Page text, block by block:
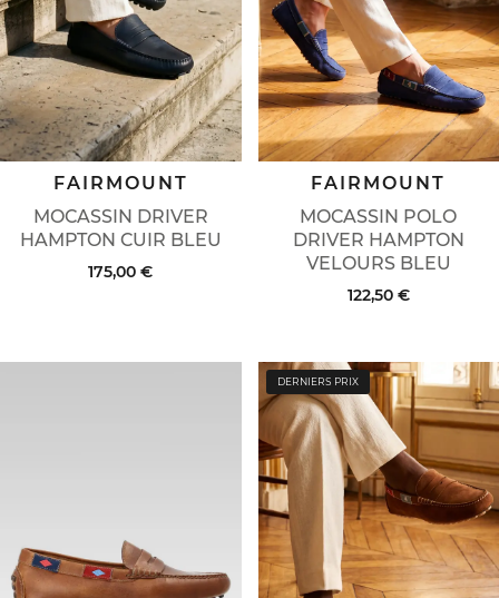
MOCASSIN DRIVER
HAMPTON CUIR BLEU
FAIRMOUNT
175,00 €
MOCASSIN POLO
DRIVER HAMPTON
VELOURS BLEU
FAIRMOUNT
122,50 €
DERNIERS PRIX